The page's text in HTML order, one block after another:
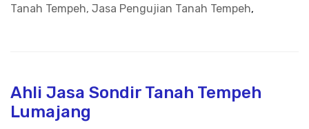
Tanah Tempeh, Jasa Pengujian Tanah Tempeh,
Ahli Jasa Sondir Tanah Tempeh
Lumajang